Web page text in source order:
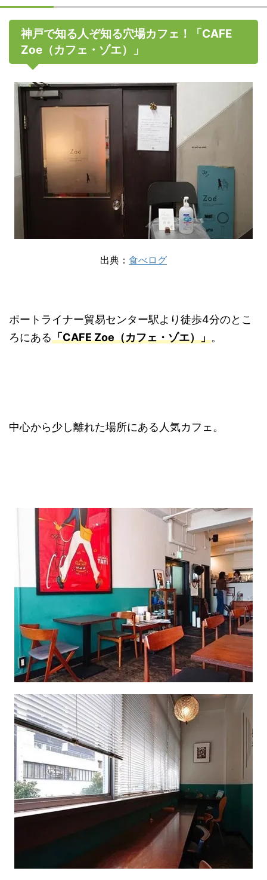
神戸で知る人ぞ知る穴場カフェ！「CAFE
Zoe（カフェ・ゾエ）」
出典： 食べログ
ポートライナー貿易センター駅より徒歩4分のとこ
ろにある「CAFE Zoe（カフェ・ゾエ）」。
中心から少し離れた場所にある人気カフェ。